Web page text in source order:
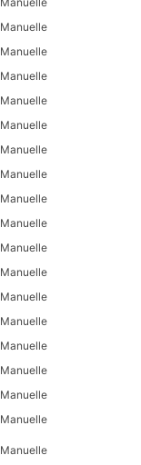
Manuelle
Manuelle
Manuelle
Manuelle
Manuelle
Manuelle
Manuelle
Manuelle
Manuelle
Manuelle
Manuelle
Manuelle
Manuelle
Manuelle
Manuelle
Manuelle
Manuelle
Manuelle